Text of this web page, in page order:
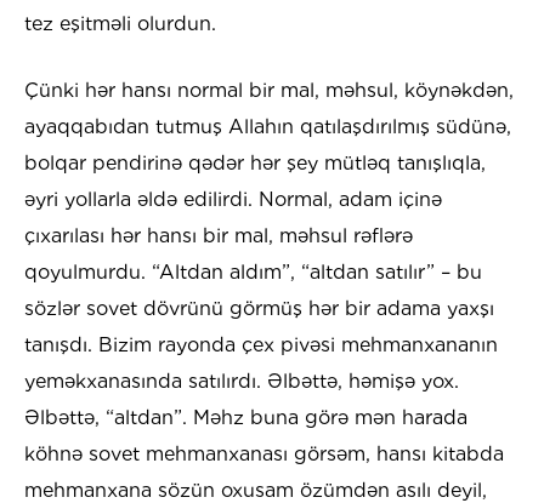
tez eşitməli olurdun.
Çünki hər hansı normal bir mal, məhsul, köynəkdən,
ayaqqabıdan tutmuş Allahın qatılaşdırılmış südünə,
bolqar pendirinə qədər hər şey mütləq tanışlıqla,
əyri yollarla əldə edilirdi. Normal, adam içinə
çıxarılası hər hansı bir mal, məhsul rəflərə
qoyulmurdu. “Altdan aldım”, “altdan satılır” – bu
sözlər sovet dövrünü görmüş hər bir adama yaxşı
tanışdı. Bizim rayonda çex pivəsi mehmanxananın
yeməkxanasında satılırdı. Əlbəttə, həmişə yox.
Əlbəttə, “altdan”. Məhz buna görə mən harada
köhnə sovet mehmanxanası görsəm, hansı kitabda
mehmanxana sözün oxusam özümdən asılı deyil,